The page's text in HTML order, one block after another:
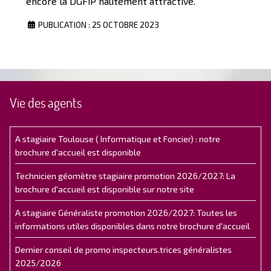
PUBLICATION : 25 OCTOBRE 2023
Vie des agents
A stagiaire Toulouse ( Informatique et Foncier) : notre
brochure d'accueil est disponible
Technicien géomètre stagiaire promotion 2026/2027: La
brochure d'accueil est disponible sur notre site
A stagiaire Généraliste promotion 2026/2027: Toutes les
informations utiles disponibles dans notre brochure d'accueil
Dernier conseil de promo inspecteurs.trices généralistes
2025/2026